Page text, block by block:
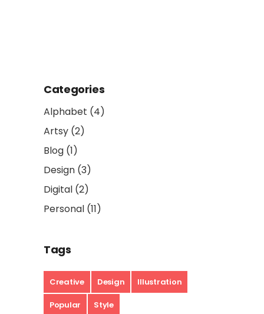
Categories
Alphabet (4)
Artsy (2)
Blog (1)
Design (3)
Digital (2)
Personal (11)
Tags
Creative Design Illustration
Popular Style